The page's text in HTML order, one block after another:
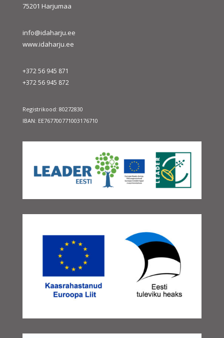
75201 Harjumaa
info@idaharju.ee
www.idaharju.ee
+372 56 945 871
+372 56 945 872
Registrikood: 80272830
IBAN: EE767700771003176710